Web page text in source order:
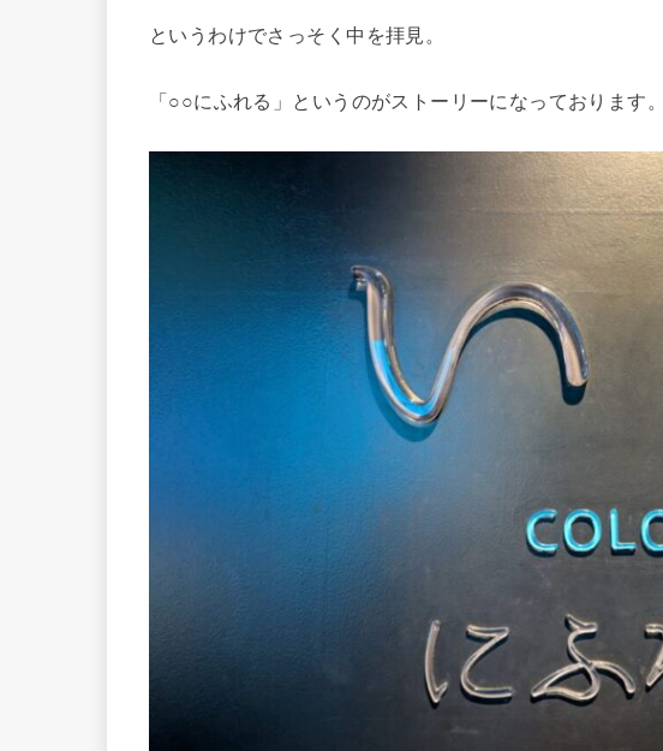
というわけでさっそく中を拝見。
「○○にふれる」というのがストーリーになっております